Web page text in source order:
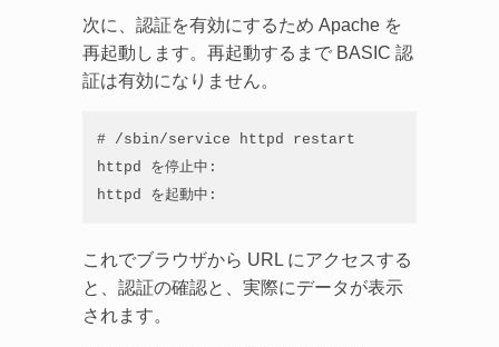
次に、認証を有効にするため Apache を
再起動します。再起動するまで BASIC 認
証は有効になりません。
# /sbin/service httpd restart
httpd を停止中:
httpd を起動中:
これでブラウザから URL にアクセスする
と、認証の確認と、実際にデータが表示
されます。